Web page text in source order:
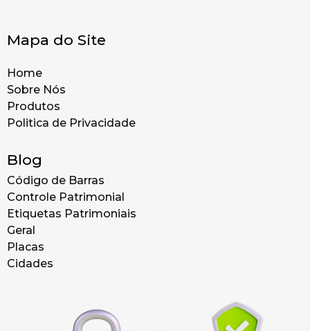
Mapa do Site
Home
Sobre Nós
Produtos
Politica de Privacidade
Blog
Código de Barras
Controle Patrimonial
Etiquetas Patrimoniais
Geral
Placas
Cidades